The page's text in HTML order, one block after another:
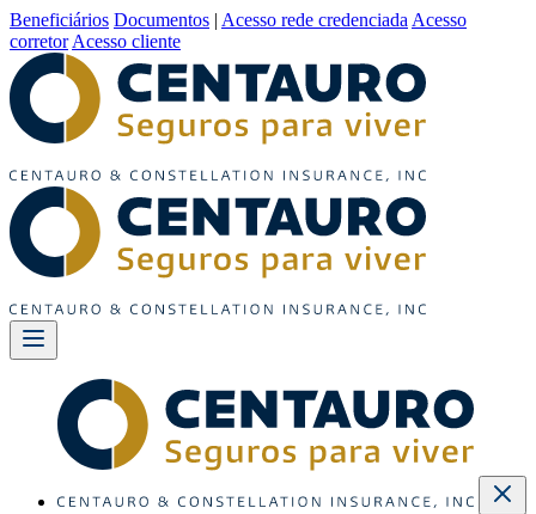
Beneficiários Documentos | Acesso rede credenciada Acesso
corretor Acesso cliente